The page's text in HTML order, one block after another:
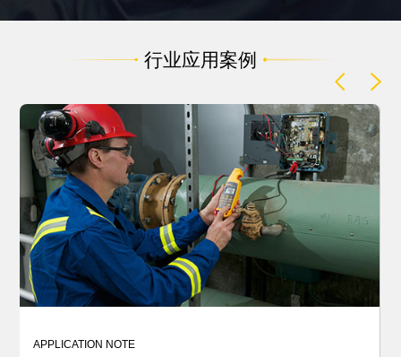
行业应用案例
APPLICATION NOTE